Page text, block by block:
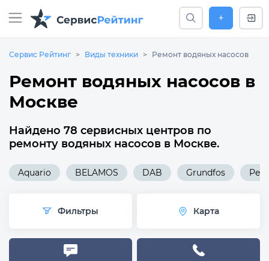
+
Сервис Рейтинг Виды техники Ремонт водяных насосов
Ремонт водяных насосов в
Москве
Найдено 78 сервисных центров по
ремонту водяных насосов в Москве.
Aquario BELAMOS DAB Grundfos
Фильтры Карта